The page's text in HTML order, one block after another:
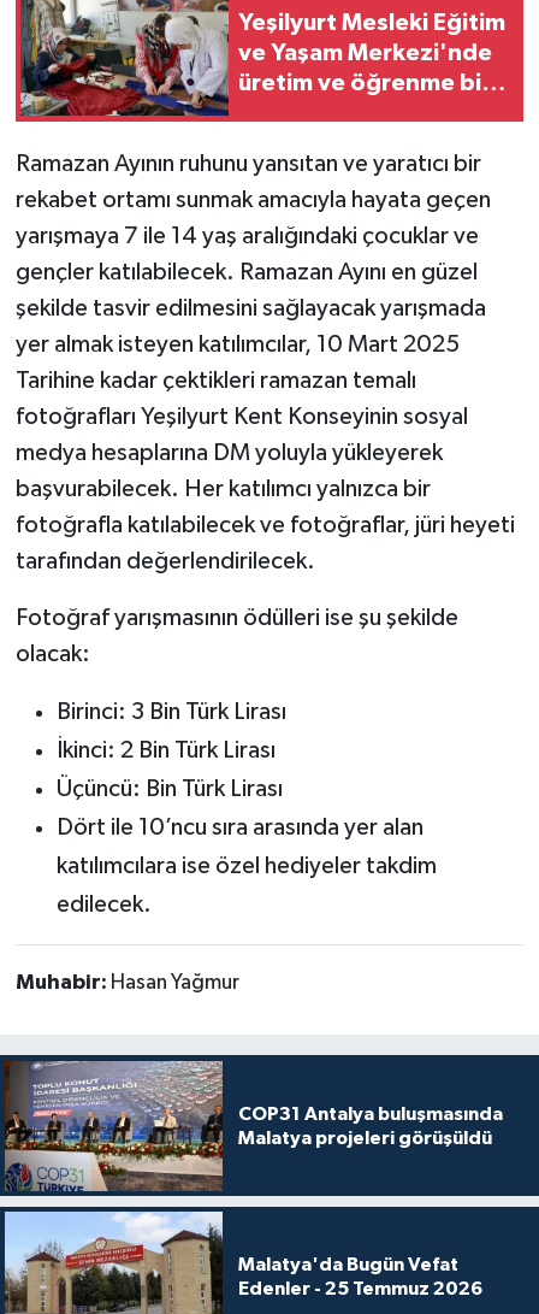
Yeşilyurt Mesleki Eğitim
ve Yaşam Merkezi'nde
üretim ve öğrenme bir
Ramazan Ayının ruhunu yansıtan ve yaratıcı bir
rekabet ortamı sunmak amacıyla hayata geçen
yarışmaya 7 ile 14 yaş aralığındaki çocuklar ve
gençler katılabilecek. Ramazan Ayını en güzel
şekilde tasvir edilmesini sağlayacak yarışmada
yer almak isteyen katılımcılar, 10 Mart 2025
Tarihine kadar çektikleri ramazan temalı
fotoğrafları Yeşilyurt Kent Konseyinin sosyal
medya hesaplarına DM yoluyla yükleyerek
başvurabilecek. Her katılımcı yalnızca bir
fotoğrafla katılabilecek ve fotoğraflar, jüri heyeti
tarafından değerlendirilecek.
Fotoğraf yarışmasının ödülleri ise şu şekilde
olacak:
Birinci: 3 Bin Türk Lirası
İkinci: 2 Bin Türk Lirası
Üçüncü: Bin Türk Lirası
Dört ile 10’ncu sıra arasında yer alan
katılımcılara ise özel hediyeler takdim
edilecek.
Muhabir: Hasan Yağmur
COP31 Antalya buluşmasında
Malatya projeleri görüşüldü
Malatya'da Bugün Vefat
Edenler - 25 Temmuz 2026